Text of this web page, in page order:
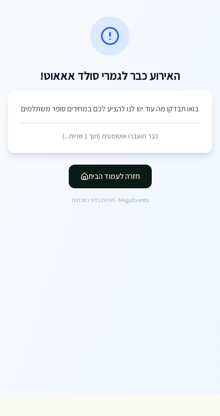
האירוע כבר לגמרי סולד אאאוט!
בואו תבדקו מה עוד יש לנו להציע לכם במחירים סופר משתלמים
כבר תועברו אוטומטית (תוך 1 שניות...)
חזרה לעמוד הבית
MegaEvents - חוויות בלתי נשכחות